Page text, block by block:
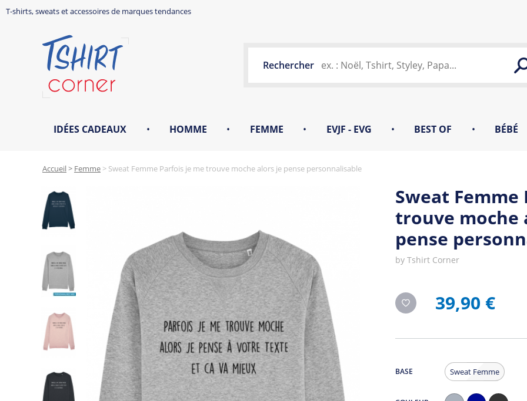
T-shirts, sweats et accessoires de marques tendances
Rechercher
IDÉES CADEAUX • HOMME • FEMME • EVJF - EVG • BEST OF • BÉBÉ
Accueil> Femme > Sweat Femme Parfois je me trouve moche alors je pense personnalisable
Sweat
trouve moche
pense
by Tshirt Corner
39,90 €
BASE Sweat Femme